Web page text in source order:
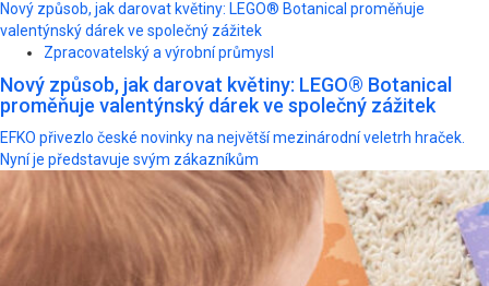
Nový způsob, jak darovat květiny: LEGO® Botanical proměňuje
valentýnský dárek ve společný zážitek
Zpracovatelský a výrobní průmysl
Nový způsob, jak darovat květiny: LEGO® Botanical
proměňuje valentýnský dárek ve společný zážitek
EFKO přivezlo české novinky na největší mezinárodní veletrh hraček.
Nyní je představuje svým zákazníkům